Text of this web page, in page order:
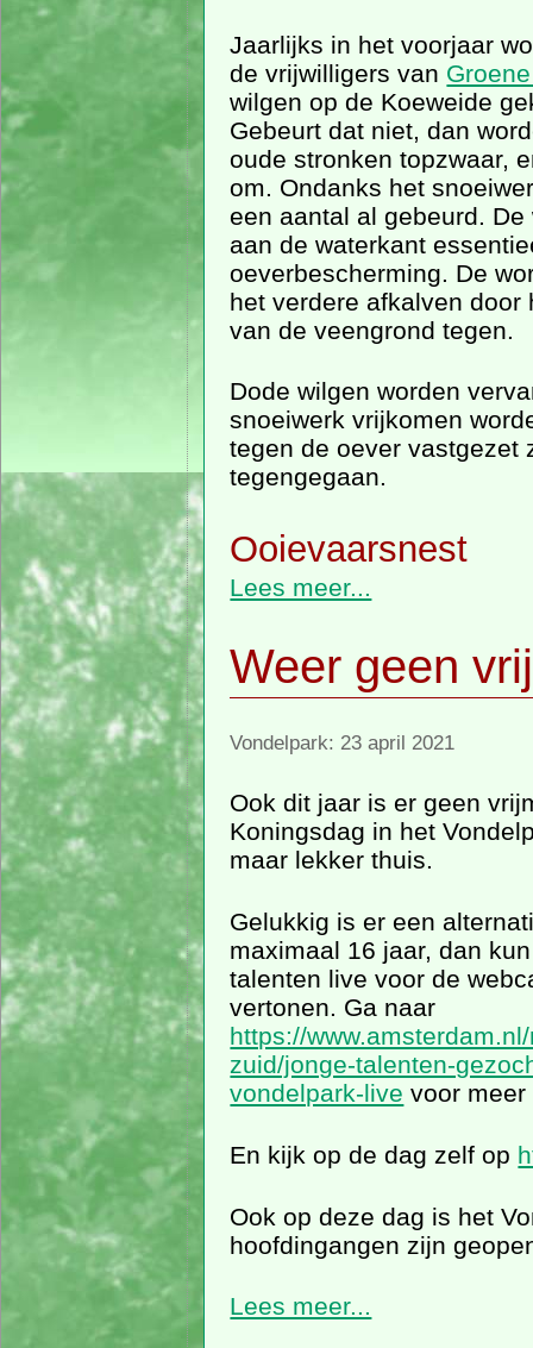
Jaarlijks in het voorjaar
de vrijwilligers van
wilgen op de Koeweide
Gebeurt dat niet, dan
oude stronken topzwaar,
om. Ondanks het
een aantal al gebeurd.
aan de waterkant
oeverbescherming. De
het verdere afkalven door
van de veengrond tegen.
Dode wilgen worden
snoeiwerk vrijkomen
tegen de oever vastgezet
tegengegaan.
Ooievaarsnest
Lees meer...
Weer geen
Vondelpark: 23 april 2021
Ook dit jaar is er geen
Koningsdag in het
maar lekker thuis.
Gelukkig is er een
maximaal 16 jaar, dan
talenten live voor de
vertonen. Ga naar
https://
zuid/jonge-talenten-
vondelpark-live voor
En kijk op de dag zelf op
Ook op deze dag is het
hoofdingangen zijn
Lees meer...